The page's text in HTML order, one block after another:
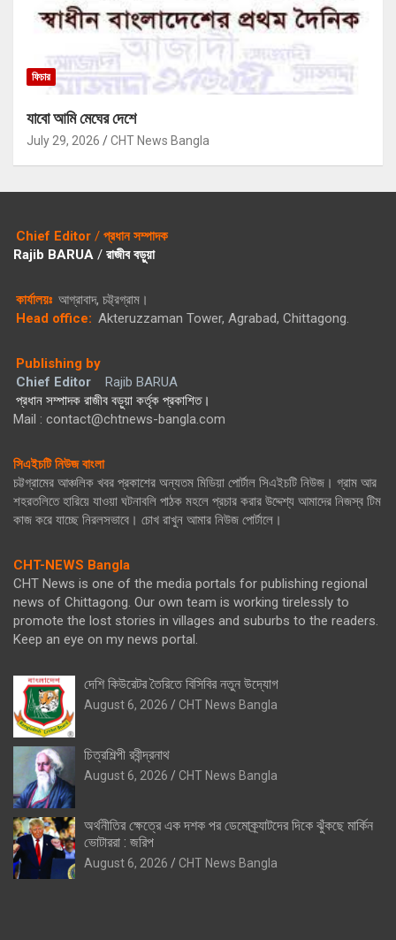
ফিচার
যাবো আমি মেঘের দেশে
July 29, 2026 CHT News Bangla
Chief Editor / প্রধান সম্পাদক
Rajib BARUA / রাজীব বড়ুয়া
কার্যালয়ঃ আগ্রাবাদ, চট্ট্রগ্রাম।
Head office: Akteruzzaman Tower, Agrabad, Chittagong.
Publishing by
Chief Editor
Rajib BARUA
প্রধান সম্পাদক রাজীব বড়ুয়া কর্তৃক প্রকাশিত।
Mail : contact@chtnews-bangla.com
সিএইচটি নিউজ বাংলা
চট্টগ্রামের আঞ্চলিক খবর প্রকাশের অন্যতম মিডিয়া পোর্টাল সিএইচটি নিউজ। গ্রাম আর
শহরতলিতে হারিয়ে যাওয়া ঘটনাবলি পাঠক মহলে প্রচার করার উদ্দেশ্য আমাদের নিজস্ব টিম
কাজ করে যাচ্ছে নিরলসভাবে। চোখ রাখুন আমার নিউজ পোর্টালে।
CHT-NEWS Bangla
CHT News is one of the media portals for publishing regional
news of Chittagong. Our own team is working tirelessly to
promote the lost stories in villages and suburbs to the readers.
Keep an eye on my news portal.
দেশি কিউরেটর তৈরিতে বিসিবির নতুন উদ্যোগ
August 6, 2026 CHT News Bangla
চিত্রশিল্পী রবীন্দ্রনাথ
August 6, 2026 CHT News Bangla
অর্থনীতির ক্ষেত্রে এক দশক পর ডেমোক্র্যাটদের দিকে ঝুঁকছে মার্কিন
ভোটাররা : জরিপ
August 6, 2026 CHT News Bangla